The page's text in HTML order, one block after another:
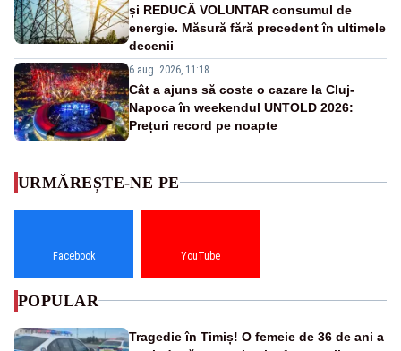
și REDUCĂ VOLUNTAR consumul de
energie. Măsură fără precedent în ultimele
decenii
6 aug. 2026, 11:18
Cât a ajuns să coste o cazare la Cluj-
Napoca în weekendul UNTOLD 2026:
Prețuri record pe noapte
URMĂREȘTE-NE PE
Facebook YouTube
POPULAR
Tragedie în Timiș! O femeie de 36 de ani a